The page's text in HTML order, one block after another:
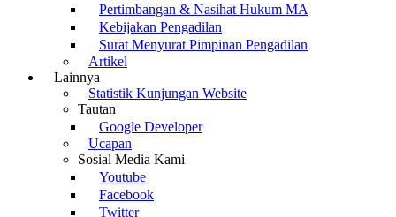
Pertimbangan & Nasihat Hukum MA
Kebijakan Pengadilan
Surat Menyurat Pimpinan Pengadilan
Artikel
Lainnya
Statistik Kunjungan Website
Tautan
Google Developer
Ucapan
Sosial Media Kami
Youtube
Facebook
Twitter